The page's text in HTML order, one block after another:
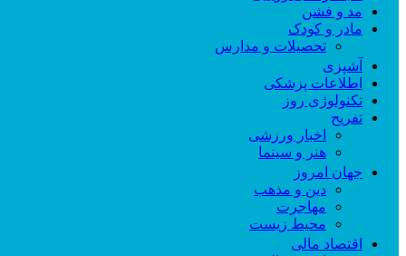
مد و فشن
مادر و کودک
تحصیلات و مدارس
آشپزی
اطلاعات پزشکی
تکنولوژی روز
تفریح
اخبار ورزشی
هنر و سینما
جهان امروز
دین و مذهب
مهاجرت
محیط زیست
اقتصاد مالی